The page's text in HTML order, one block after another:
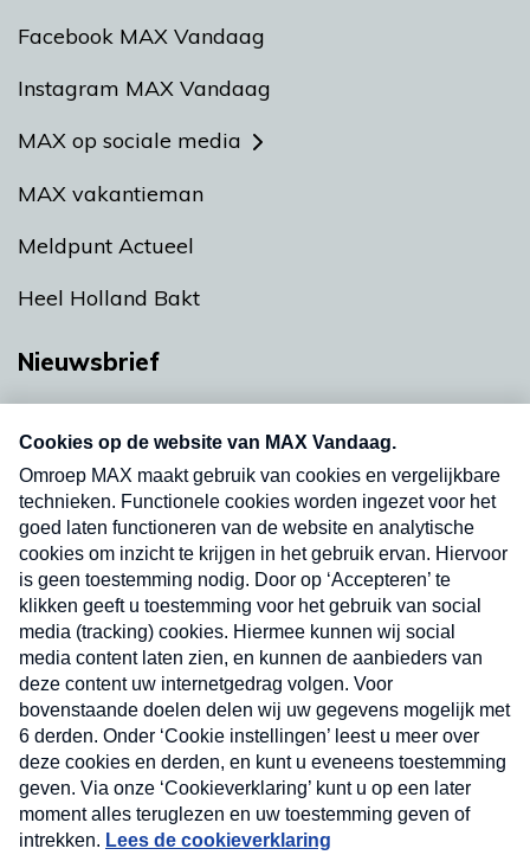
Facebook MAX Vandaag
Instagram MAX Vandaag
MAX op sociale media
MAX vakantieman
Meldpunt Actueel
Heel Holland Bakt
Nieuwsbrief
nieuwsbrief. Elke vrijdag- en dinsdagochtend in
uw mailbox.
Verzend
Nieuwsbrief
Neem hier een gratis abonnement op onze
nieuwsbrief. Elke vrijdag- en dinsdagochtend in uw